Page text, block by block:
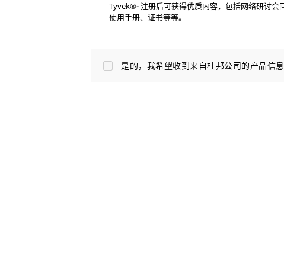
Tyvek®- 注册后可获得优质内容，包括网络研讨会
使用手册、证书等等。
是的，我希望收到来自杜邦公司的产品信